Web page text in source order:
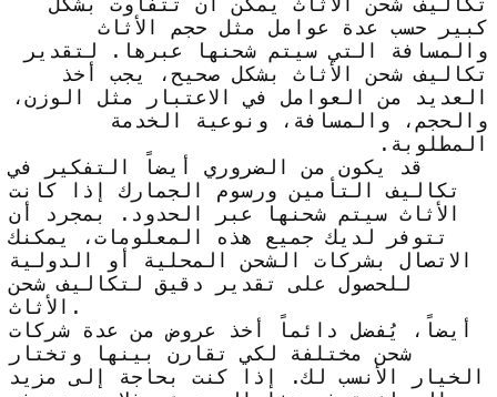
كبير حسب عدة عوامل مثل حجم الأثاث
والمسافة التي سيتم شحنها عبرها. لتقدير
تكاليف شحن الأثاث بشكل صحيح، يجب أخذ
العديد من العوامل في الاعتبار مثل الوزن،
والحجم، والمسافة، ونوعية الخدمة
المطلوبة.
قد يكون من الضروري أيضاً التفكير في
تكاليف التأمين ورسوم الجمارك إذا كانت
الأثاث سيتم شحنها عبر الحدود. بمجرد أن
تتوفر لديك جميع هذه المعلومات، يمكنك
الاتصال بشركات الشحن المحلية أو الدولية
للحصول على تقدير دقيق لتكاليف شحن
الأثاث.
أيضاً، يُفضل دائماً أخذ عروض من عدة شركات
شحن مختلفة لكي تقارن بينها وتختار
الخيار الأنسب لك. إذا كنت بحاجة إلى مزيد